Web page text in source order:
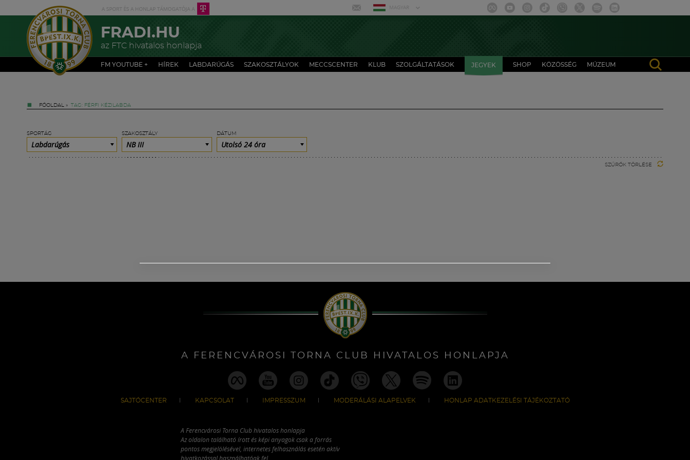
MAGYAR
FRADI.HU
az FTC hivatalos honlapja
FM YOUTUBE + HÍREK LABDARÚGÁS SZAKOSZTÁLYOK MECCSCENTER KLUB SZOLGÁLTATÁSOK JEGYEK SHOP KÖZÖSSÉG MÚZEUM
FŐOLDAL » TAG: FÉRFI KÉZILABDA
SPORTÁG
Labdarúgás
SZAKOSZTÁLY
NB III
DÁTUM
Utolsó 24 óra
SZŰRŐK TÖRLÉSE
A FERENCVÁROSI TORNA CLUB HIVATALOS HONLAPJA
SAJTÓCENTER KAPCSOLAT IMPRESSZUM MODERÁLÁSI ALAPELVEK HONLAP ADATKEZELÉSI TÁJÉKOZTATÓ
A Ferencvárosi Torna Club hivatalos honlapja
Az oldalon található írott és képi anyagok csak a forrás
pontos megjelölésével, internetes felhasználás esetén aktív
hivatkozással használhatóak fel.